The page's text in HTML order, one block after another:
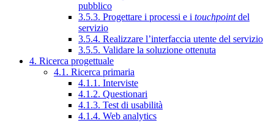
pubblico
3.5.3. Progettare i processi e i touchpointdel
servizio
3.5.4. Realizzare l’interfaccia utente del servizio
3.5.5. Validare la soluzione ottenuta
4. Ricerca progettuale
4.1. Ricerca primaria
4.1.1. Interviste
4.1.2. Questionari
4.1.3. Test di usabilità
4.1.4. Web analytics